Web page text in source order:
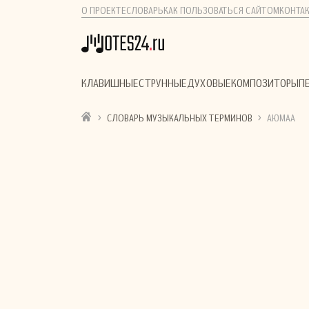
О ПРОЕКТЕСЛОВАРЬ КАК ПОЛЬЗОВАТЬСЯ САЙТОМ
КЛАВИШНЫЕСТРУННЫЕДУХОВЫЕКОМПОЗИТОРЫ
› СЛОВАРЬ МУЗЫКАЛЬНЫХ ТЕРМИНОВ › АЮМАА